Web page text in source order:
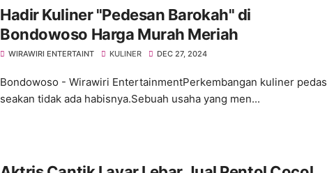
Hadir Kuliner "Pedesan Barokah" di
Bondowoso Harga Murah Meriah
WIRAWIRI ENTERTAINT KULINER DEC 27, 2024
Bondowoso - Wirawiri EntertainmentPerkembangan kuliner pedas
seakan tidak ada habisnya.Sebuah usaha yang men...